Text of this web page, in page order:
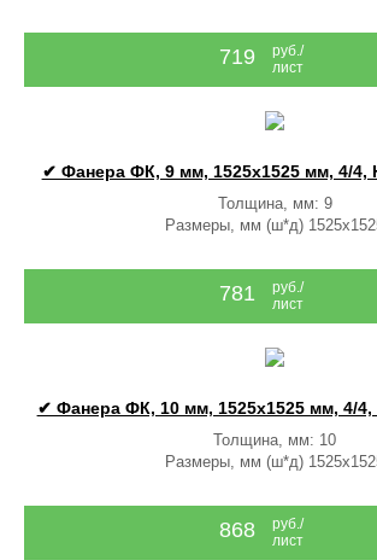
719
руб./
лист
✔ Фанера ФК, 9 мм, 1525x1525 мм, 4/4,
Толщина, мм: 9
Размеры, мм (ш*д)
781
руб./
лист
✔ Фанера ФК, 10 мм, 1525x1525 мм, 4/
Толщина, мм: 10
Размеры, мм (ш*д)
868
руб./
лист